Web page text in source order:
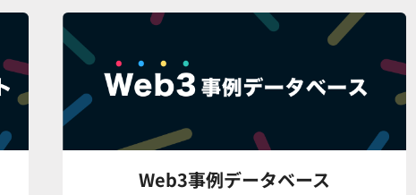
Web3事例データベース